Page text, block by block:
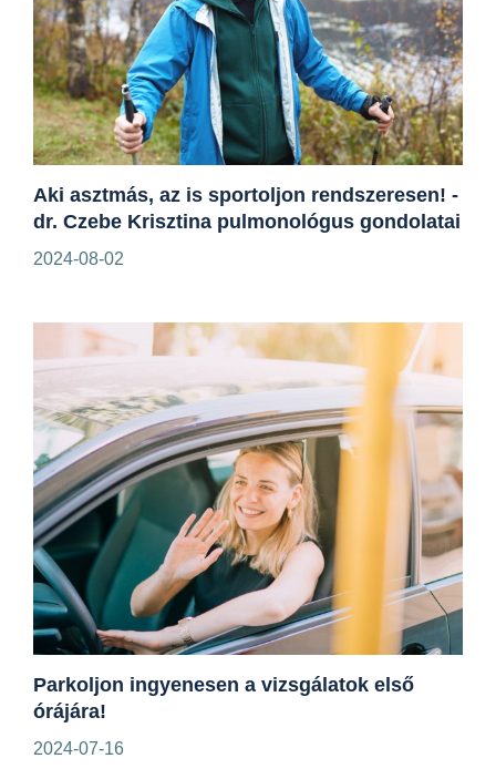
Aki asztmás, az is sportoljon rendszeresen! -
dr. Czebe Krisztina pulmonológus gondolatai
2024-08-02
Parkoljon ingyenesen a vizsgálatok első
órájára!
2024-07-16